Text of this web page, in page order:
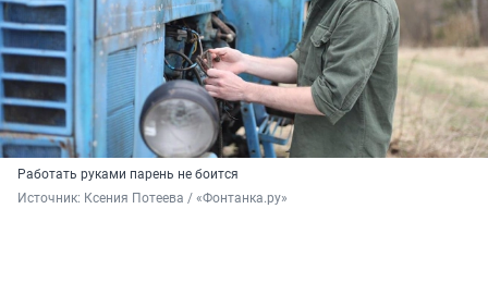
Работать руками парень не боится
Источник: Ксения Потеева / «Фонтанка.ру»